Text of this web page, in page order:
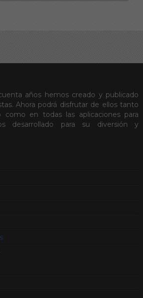
años hemos creado y publicado
Ahora podrá disfrutar de ellos tanto
en todas las aplicaciones para
desarrollado para su diversión y
final.